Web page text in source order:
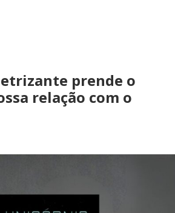
prende o
relação com o